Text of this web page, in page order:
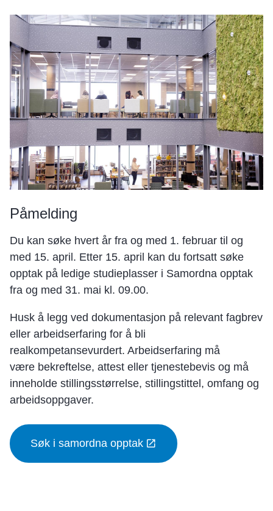
Påmelding
Du kan søke hvert år fra og med 1. februar til og
med 15. april. Etter 15. april kan du fortsatt søke
opptak på ledige studieplasser i Samordna opptak
fra og med 31. mai kl. 09.00.
Husk å legg ved dokumentasjon på relevant fagbrev
eller arbeidserfaring for å bli
realkompetansevurdert. Arbeidserfaring må
være bekreftelse, attest eller tjenestebevis og må
inneholde stillingsstørrelse, stillingstittel, omfang og
arbeidsoppgaver.
Søk i samordna opptak